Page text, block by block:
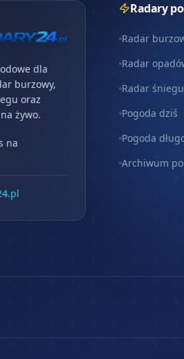
dla
burzowy,
oraz
żywo.
na
Radary
Radar
Radar
Radar śniegu
Pogoda dziś
Pogoda
Archiwum